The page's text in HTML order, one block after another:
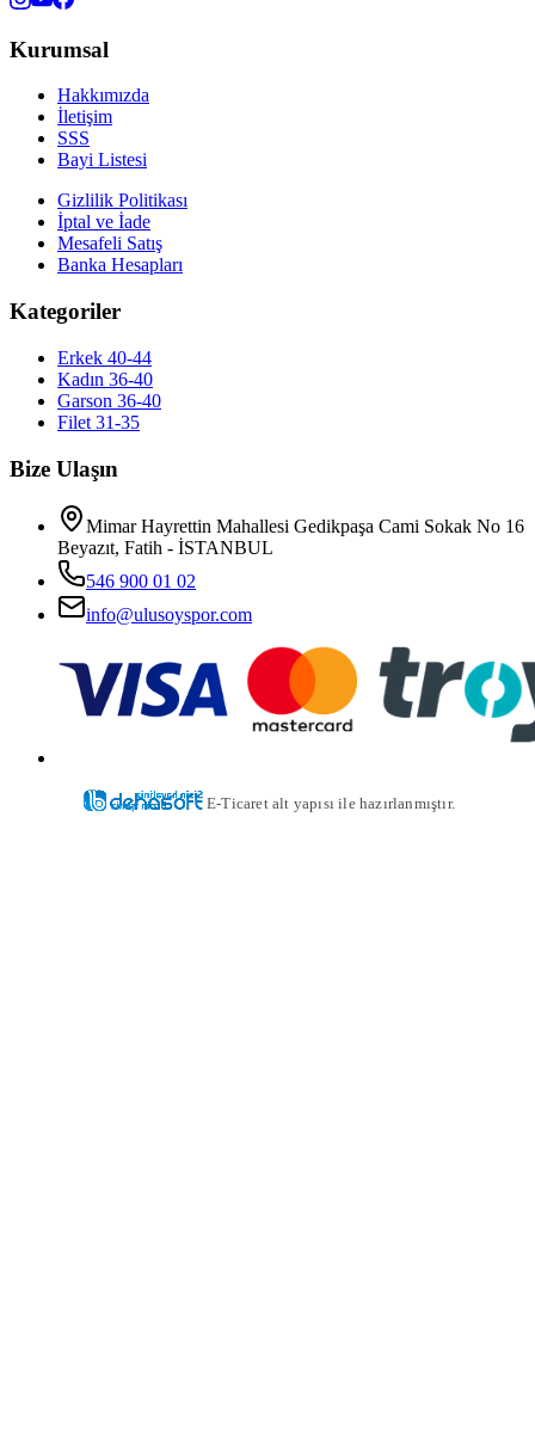
Kurumsal
Hakkımızda
İletişim
SSS
Bayi Listesi
Gizlilik Politikası
İptal ve İade
Mesafeli Satış
Banka Hesapları
Kategoriler
Erkek 40-44
Kadın 36-40
Garson 36-40
Filet 31-35
Bize Ulaşın
Mimar Hayrettin Mahallesi Gedikpaşa Cami Sokak No 16
Beyazıt, Fatih - İSTANBUL
546 900 01 02
info@ulusoyspor.com
E-Ticaret alt yapısı ile hazırlanmıştır.